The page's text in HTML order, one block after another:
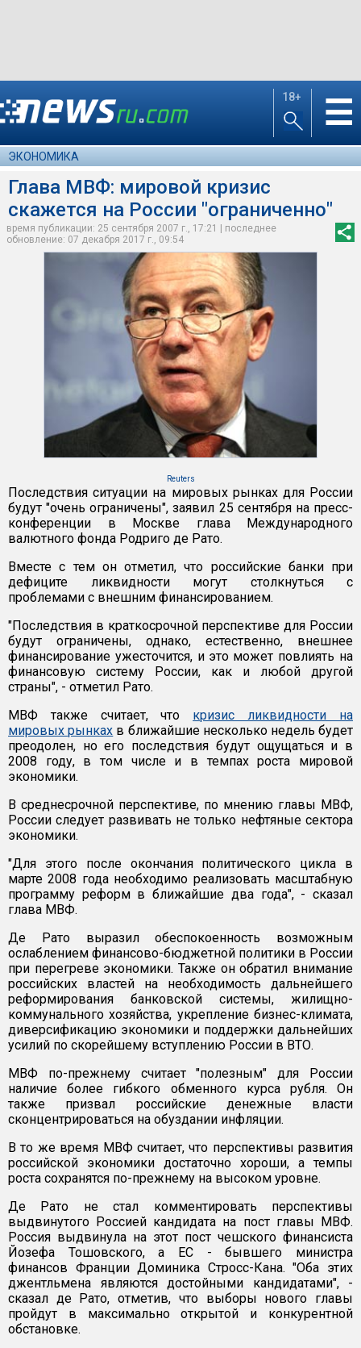
18+ ☰
ЭКОНОМИКА
Глава МВФ: мировой кризис
скажется на России "ограниченно"
время публикации: 25 сентября 2007 г., 17:21 | последнее
обновление: 07 декабря 2017 г., 09:54
Reuters
Последствия ситуации на мировых рынках для России
будут "очень ограничены", заявил 25 сентября на пресс-
конференции в Москве глава Международного
валютного фонда Родриго де Рато.
Вместе с тем он отметил, что российские банки при
дефиците ликвидности могут столкнуться с
проблемами с внешним финансированием.
"Последствия в краткосрочной перспективе для России
будут ограничены, однако, естественно, внешнее
финансирование ужесточится, и это может повлиять на
финансовую систему России, как и любой другой
страны", - отметил Рато.
МВФ также считает, что кризис ликвидности на
мировых рынках в ближайшие несколько недель будет
преодолен, но его последствия будут ощущаться и в
2008 году, в том числе и в темпах роста мировой
экономики.
В среднесрочной перспективе, по мнению главы МВФ,
России следует развивать не только нефтяные сектора
экономики.
"Для этого после окончания политического цикла в
марте 2008 года необходимо реализовать масштабную
программу реформ в ближайшие два года", - сказал
глава МВФ.
Де Рато выразил обеспокоенность возможным
ослаблением финансово-бюджетной политики в России
при перегреве экономики. Также он обратил внимание
российских властей на необходимость дальнейшего
реформирования банковской системы, жилищно-
коммунального хозяйства, укрепление бизнес-климата,
диверсификацию экономики и поддержки дальнейших
усилий по скорейшему вступлению России в ВТО.
МВФ по-прежнему считает "полезным" для России
наличие более гибкого обменного курса рубля. Он
также призвал российские денежные власти
сконцентрироваться на обуздании инфляции.
В то же время МВФ считает, что перспективы развития
российской экономики достаточно хороши, а темпы
роста сохранятся по-прежнему на высоком уровне.
Де Рато не стал комментировать перспективы
выдвинутого Россией кандидата на пост главы МВФ.
Россия выдвинула на этот пост чешского финансиста
Йозефа Тошовского, а ЕС - бывшего министра
финансов Франции Доминика Стросс-Кана. "Оба этих
джентльмена являются достойными кандидатами", -
сказал де Рато, отметив, что выборы нового главы
пройдут в максимально открытой и конкурентной
обстановке.